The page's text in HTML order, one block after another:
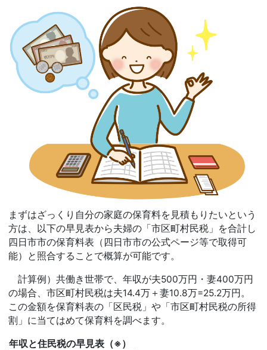
まずはざっくり自分の家庭の保育料を見積もりたいという
方は、以下の早見表から夫婦の「市区町村民税」を合計し
四日市市の保育料表（四日市市の公式ページ等で取得可
能）と照合することで概算が可能です。
計算例）共働き世帯で、年収が夫500万円・妻400万円
の場合、市区町村民税は夫14.4万＋妻10.8万=25.2万円。
この金額を保育料表の「区民税」や「市区町村民税の所得
割」に当てはめて保育料を調べます。
年収と住民税の早見表（※）